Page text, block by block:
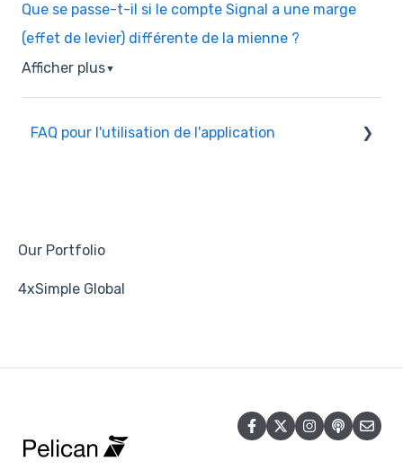
Que se passe-t-il si le compte Signal a une marge
(effet de levier) différente de la mienne ?
Afficher plus▼
FAQ pour l'utilisation de l'application
Paramètres du compte
Signal/mentor/stratégie
Retour/Bénéfice
Our Portfolio
4xSimple Global